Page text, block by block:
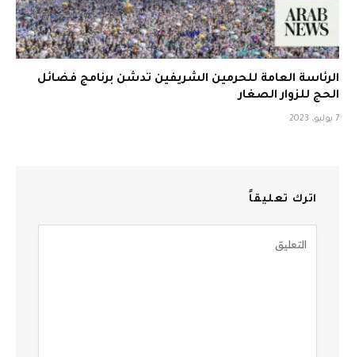
الرئاسة العامة للحرمين الشريفين تدشن برنامج فضائل
الحج للزوار الصغار
7 يوليو، 2023
اترك تعليقاً